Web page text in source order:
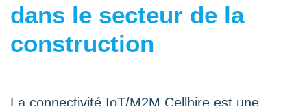
dans le secteur de la
construction
La connectivité IoT/M2M Cellhire est une